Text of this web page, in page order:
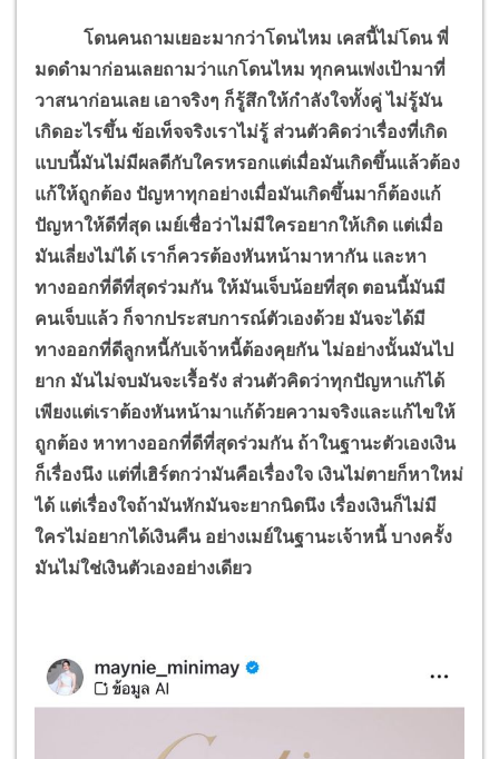
โดนคนถามเยอะมากว่าโดนไหม เคสนี้ไม่โดน พี่
มดดำมาก่อนเลยถามว่าแกโดนไหม ทุกคนเพ่งเป้ามาที่
วาสนาก่อนเลย เอาจริงๆ ก็รู้สึกให้กำลังใจทั้งคู่ ไม่รู้มัน
เกิดอะไรขึ้น ข้อเท็จจริงเราไม่รู้ ส่วนตัวคิดว่าเรื่องที่เกิด
แบบนี้มันไม่มีผลดีกับใครหรอกแต่เมื่อมันเกิดขึ้นแล้วต้อง
แก้ให้ถูกต้อง ปัญหาทุกอย่างเมื่อมันเกิดขึ้นมาก็ต้องแก้
ปัญหาให้ดีที่สุด เมย์เชื่อว่าไม่มีใครอยากให้เกิด แต่เมื่อ
มันเลี่ยงไม่ได้ เราก็ควรต้องหันหน้ามาหากัน และหา
ทางออกที่ดีที่สุดร่วมกัน ให้มันเจ็บน้อยที่สุด ตอนนี้มันมี
คนเจ็บแล้ว ก็จากประสบการณ์ตัวเองด้วย มันจะได้มี
ทางออกที่ดีลูกหนี้กับเจ้าหนี้ต้องคุยกัน ไม่อย่างนั้นมันไป
ยาก มันไม่จบมันจะเรื้อรัง ส่วนตัวคิดว่าทุกปัญหาแก้ได้
เพียงแต่เราต้องหันหน้ามาแก้ด้วยความจริงและแก้ไขให้
ถูกต้อง หาทางออกที่ดีที่สุดร่วมกัน ถ้าในฐานะตัวเองเงิน
ก็เรื่องนึง แต่ที่เฮิร์ตกว่ามันคือเรื่องใจ เงินไม่ตายก็หาใหม่
ได้ แต่เรื่องใจถ้ามันหักมันจะยากนิดนึง เรื่องเงินก็ไม่มี
ใครไม่อยากได้เงินคืน อย่างเมย์ในฐานะเจ้าหนี้ บางครั้ง
มันไม่ใช่เงินตัวเองอย่างเดียว